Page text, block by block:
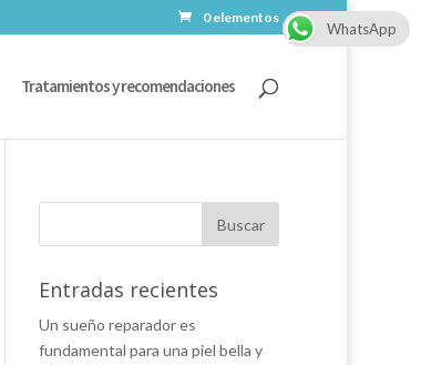
0 elementos
Tratamientos y recomendaciones
Entradas recientes
Un sueño reparador es
fundamental para una piel bella y
WhatsApp